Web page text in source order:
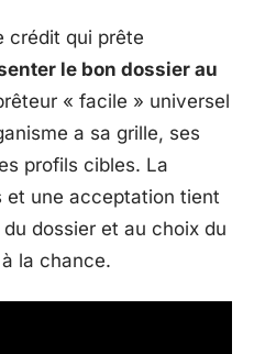
crédit qui prête
le bon dossier au
« facile » universel
a sa grille, ses
profils cibles. La
et une acceptation tient
dossier et au choix du
la chance.